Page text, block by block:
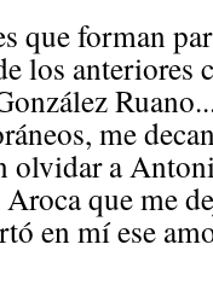
que forman
los anteriores
me
a
que me
en mí ese